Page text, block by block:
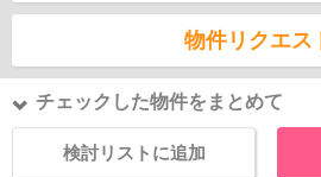
物件リクエス
チェックした物件をまとめて
検討リストに追加